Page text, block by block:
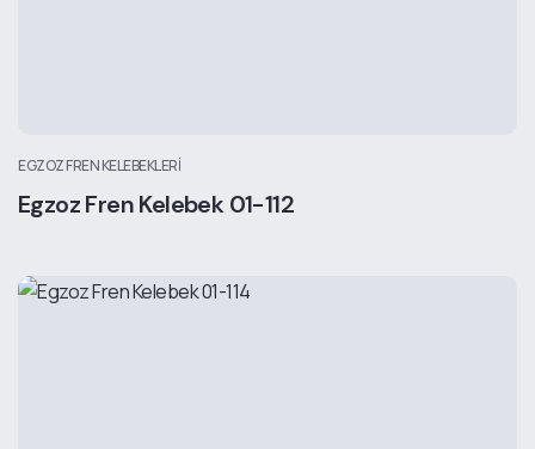
EGZOZ FREN KELEBEKLERI
Egzoz Fren Kelebek 01-112